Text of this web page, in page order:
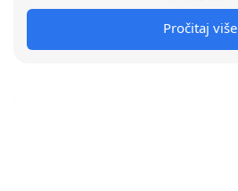
Pročitaj više